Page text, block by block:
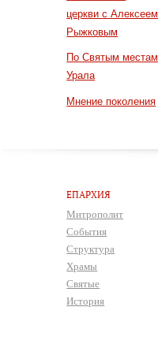
церкви с Алексеем
Рыжковым
По Святым местам
Урала
Мнение поколения
ЕПАРХИЯ
Митрополит
События
Структура
Храмы
Святые
История